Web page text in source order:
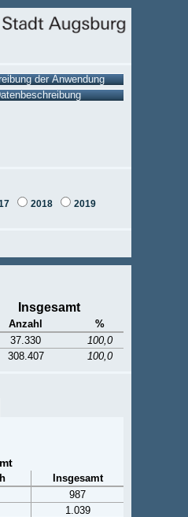
2018
2019
Insgesamt
Anzahl
%
37.330
100,0
308.407 100,0
Insgesamt
987
1.039